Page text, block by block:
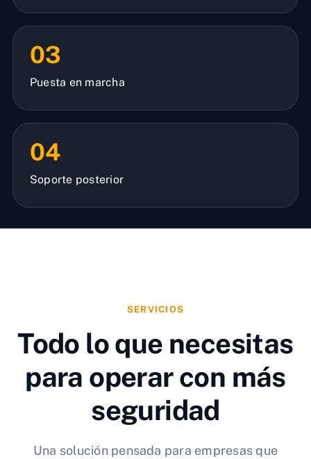
03
Puesta en marcha
04
Soporte posterior
SERVICIOS
Todo lo que necesitas
para operar con más
seguridad
Una solución pensada para empresas que